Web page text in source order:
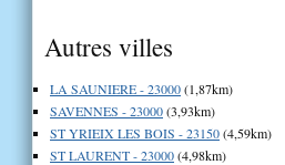
Autres villes
LA SAUNIERE - 23000(1,87km)
SAVENNES - 23000(3,93km)
ST YRIEIX LES BOIS - 23150(4,59km)
ST LAURENT - 23000(4,98km)